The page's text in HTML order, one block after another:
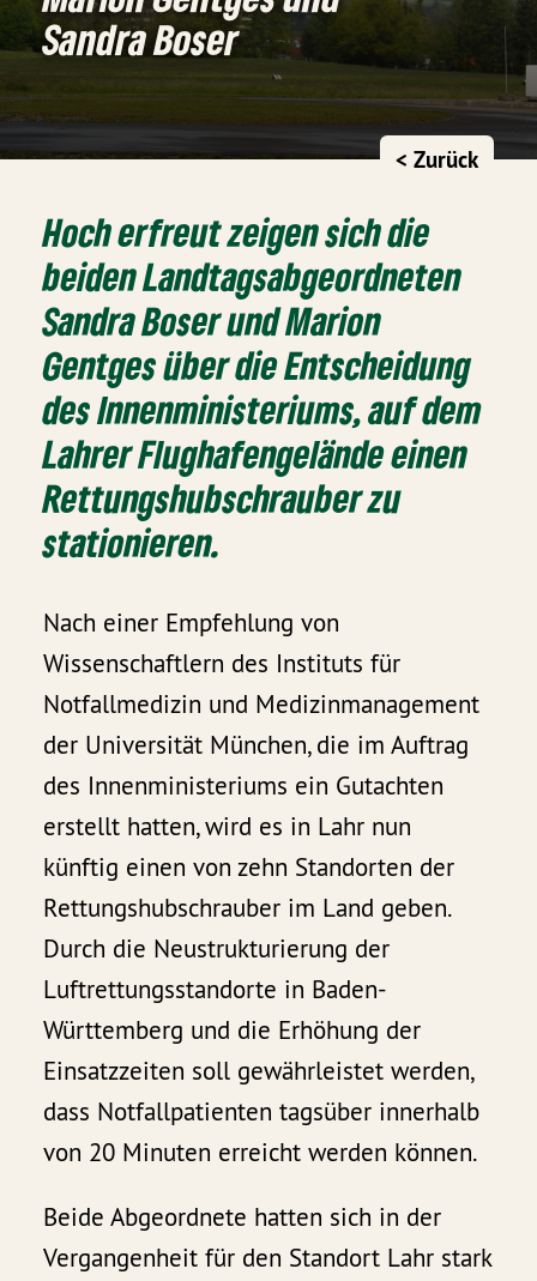
Sandra Boser
< Zurück
Hoch erfreut zeigen sich die
beiden Landtagsabgeordneten
Sandra Boser und Marion
Gentges über die Entscheidung
des Innenministeriums, auf dem
Lahrer Flughafengelände einen
Rettungshubschrauber zu
stationieren.
Nach einer Empfehlung von
Wissenschaftlern des Instituts für
Notfallmedizin und Medizinmanagement
der Universität München, die im Auftrag
des Innenministeriums ein Gutachten
erstellt hatten, wird es in Lahr nun
künftig einen von zehn Standorten der
Rettungshubschrauber im Land geben.
Durch die Neustrukturierung der
Luftrettungsstandorte in Baden-
Württemberg und die Erhöhung der
Einsatzzeiten soll gewährleistet werden,
dass Notfallpatienten tagsüber innerhalb
von 20 Minuten erreicht werden können.
Beide Abgeordnete hatten sich in der
Vergangenheit für den Standort Lahr stark